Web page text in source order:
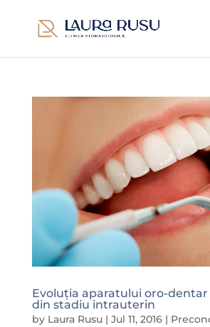
Evoluția aparatului oro-dentar
din stadiu intrauterin
by Laura Rusu| Jul 11, 2016|